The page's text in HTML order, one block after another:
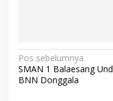
N
a
Pos sebelumnya
SMAN 1 Balaesang
BNN Donggala